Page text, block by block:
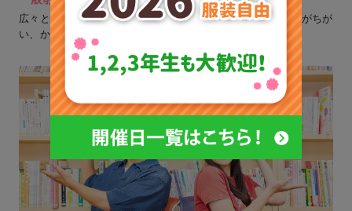
広々として明るく、学びに集中できます。階によってカラーがちが
い、かわいい教室です。